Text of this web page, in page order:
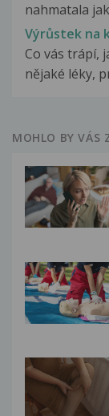
nahmatala
Výrůstek na
Co vás trápí,
nějaké léky,
MOHLO BY VÁS